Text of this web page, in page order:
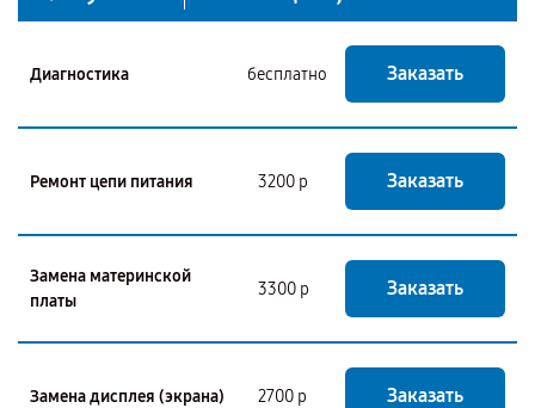
Диагностика бесплатно Заказать
Ремонт цепи питания 3200 р Заказать
Замена материнской
платы
3300 р Заказать
Замена дисплея (экрана) 2700 р Заказать